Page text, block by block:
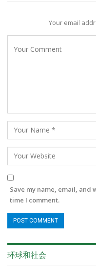
Your email
Save my name, email, and
time I comment.
环球和社会